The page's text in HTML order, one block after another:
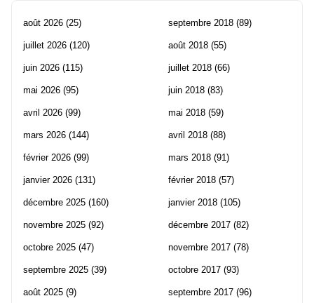
août 2026 (25)
juillet 2026 (120)
juin 2026 (115)
mai 2026 (95)
avril 2026 (99)
mars 2026 (144)
février 2026 (99)
janvier 2026 (131)
décembre 2025 (160)
novembre 2025 (92)
octobre 2025 (47)
septembre 2025 (39)
août 2025 (9)
septembre 2018 (89)
août 2018 (55)
juillet 2018 (66)
juin 2018 (83)
mai 2018 (59)
avril 2018 (88)
mars 2018 (91)
février 2018 (57)
janvier 2018 (105)
décembre 2017 (82)
novembre 2017 (78)
octobre 2017 (93)
septembre 2017 (96)